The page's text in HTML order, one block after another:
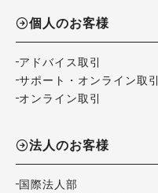
個人のお客様
アドバイス取引
サポート・オンライン取引
オンライン取引
法人のお客様
国際法人部